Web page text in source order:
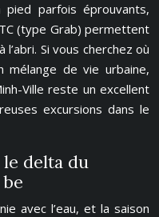
parfois éprouvants,
(type Grab) permettent
Si vous cherchez où
mélange de vie urbaine,
Ville reste un excellent
excursions dans le
le delta du
avec l’eau, et la saison